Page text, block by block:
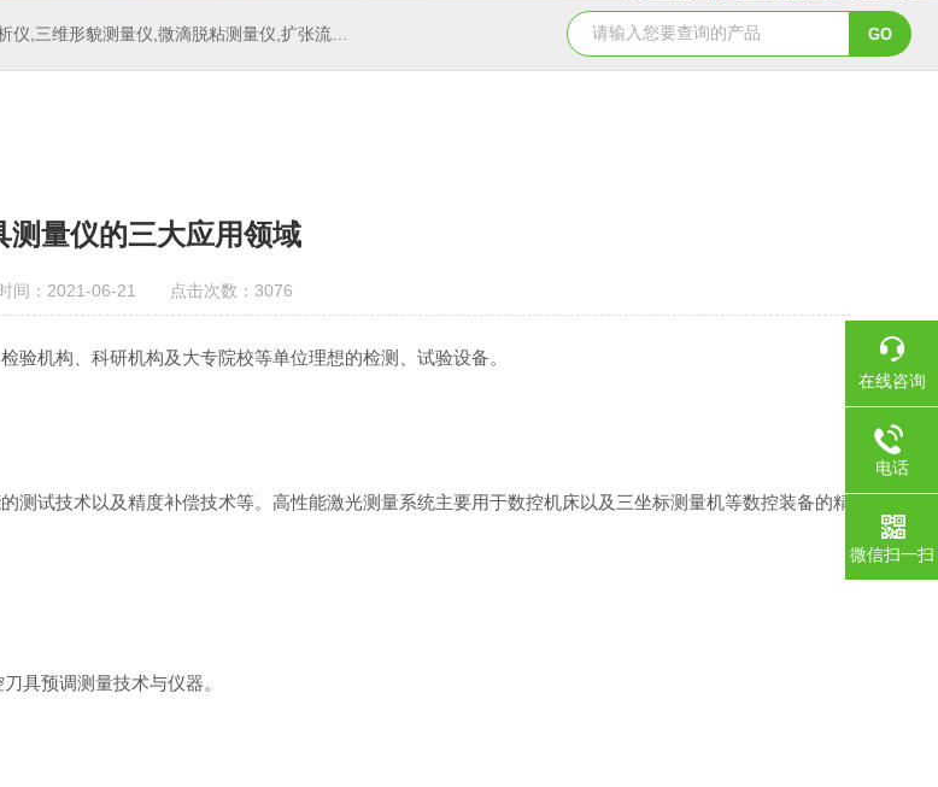
脱粘测量仪,扩张流变测量仪,刀具测量仪,多重光散射仪
测量仪的三大应用领域
间：2021-06-21 点击次数：3076
机构、科研机构及大专院校等单位理想的检测、试验设备。
试技术以及精度补偿技术等。高性能激光测量系统主要用于数控机床以及三坐标测量机等数控装备的精
具预调测量技术与仪器。
在线咨询
电话
微信扫一扫